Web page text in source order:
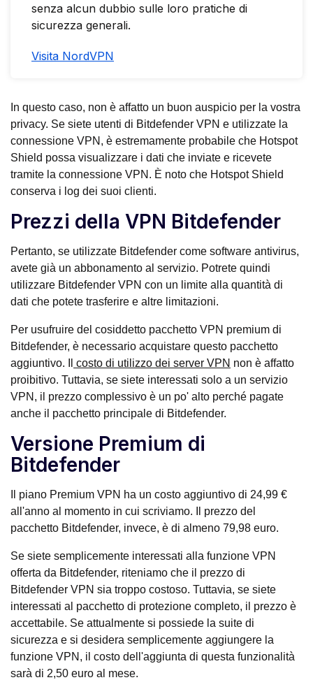
senza alcun dubbio sulle loro pratiche di
sicurezza generali.
Visita NordVPN
In questo caso, non è affatto un buon auspicio per la vostra
privacy. Se siete utenti di Bitdefender VPN e utilizzate la
connessione VPN, è estremamente probabile che Hotspot
Shield possa visualizzare i dati che inviate e ricevete
tramite la connessione VPN. È noto che Hotspot Shield
conserva i log dei suoi clienti.
Prezzi della VPN Bitdefender
Pertanto, se utilizzate Bitdefender come software antivirus,
avete già un abbonamento al servizio. Potrete quindi
utilizzare Bitdefender VPN con un limite alla quantità di
dati che potete trasferire e altre limitazioni.
Per usufruire del cosiddetto pacchetto VPN premium di
Bitdefender, è necessario acquistare questo pacchetto
aggiuntivo. Il
costo di utilizzo dei server VPN non è affatto
proibitivo. Tuttavia, se siete interessati solo a un servizio
VPN, il prezzo complessivo è un po' alto perché pagate
anche il pacchetto principale di Bitdefender.
Versione Premium di
Bitdefender
Il piano Premium VPN ha un costo aggiuntivo di 24,99 €
all'anno al momento in cui scriviamo. Il prezzo del
pacchetto Bitdefender, invece, è di almeno 79,98 euro.
Se siete semplicemente interessati alla funzione VPN
offerta da Bitdefender, riteniamo che il prezzo di
Bitdefender VPN sia troppo costoso. Tuttavia, se siete
interessati al pacchetto di protezione completo, il prezzo è
accettabile. Se attualmente si possiede la suite di
sicurezza e si desidera semplicemente aggiungere la
funzione VPN, il costo dell'aggiunta di questa funzionalità
sarà di 2,50 euro al mese.